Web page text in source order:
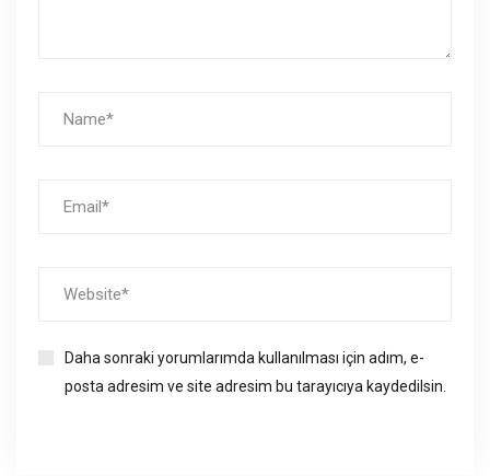
Daha sonraki yorumlarımda kullanılması için adım, e-
posta adresim ve site adresim bu tarayıcıya kaydedilsin.